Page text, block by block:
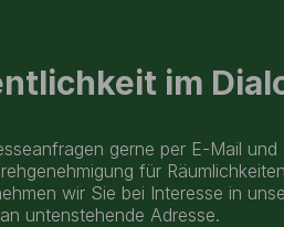
im
gerne per E-Mail
für
wir Sie bei Interesse in
untenstehende Adresse.